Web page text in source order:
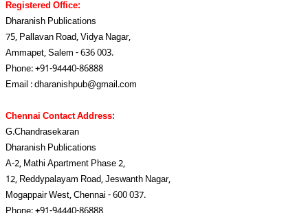
Registered Office:
Dharanish Publications
75, Pallavan Road, Vidya Nagar,
Ammapet, Salem - 636 003.
Phone: +91-94440-86888
Email :dharanishpub@gmail.com
Chennai Contact Address:
G.Chandrasekaran
Dharanish Publications
A-2, Mathi Apartment Phase 2,
12, Reddypalayam Road, Jeswanth Nagar,
Mogappair West, Chennai - 600 037.